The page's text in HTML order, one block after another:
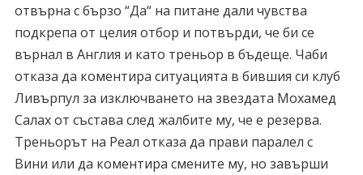
отвърна с бързо “Да“ на питане дали чувства
подкрепа от целия отбор и потвърди, че би се
върнал в Англия и като треньор в бъдеще. Чаби
отказа да коментира ситуацията в бившия си клуб
Ливърпул за изключването на звездата Мохамед
Салах от състава след жалбите му, че е резерва.
Треньорът на Реал отказа да прави паралел с
Вини или да коментира смените му, но завърши